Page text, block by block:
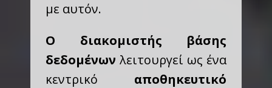
με αυτόν.
Ο διακομιστής βάσης
δεδομένων λειτουργεί ως ένα
κεντρικό αποθηκευτικό